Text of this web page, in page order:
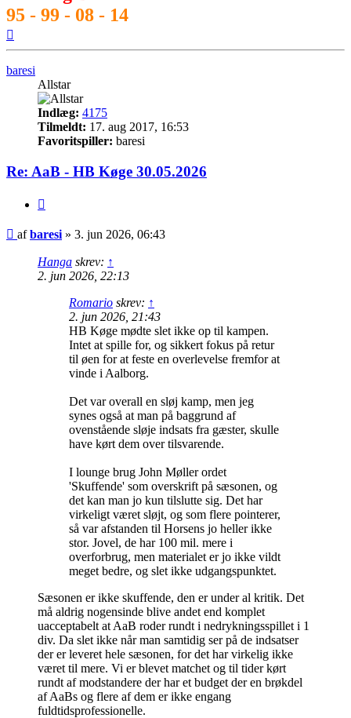
95 - 99 - 08 - 14
baresi
Allstar
Indlæg: 4175
Tilmeldt: 17. aug 2017, 16:53
Favoritspiller: baresi
Re: AaB - HB Køge 30.05.2026
Indlæg
afbaresi » 3. jun 2026, 06:43
Hanga skrev: ↑
2. jun 2026, 22:13
Romario skrev: ↑
2. jun 2026, 21:43
HB Køge mødte slet ikke op til kampen.
Intet at spille for, og sikkert fokus på retur
til øen for at feste en overlevelse fremfor at
vinde i Aalborg.
Det var overall en sløj kamp, men jeg
synes også at man på baggrund af
ovenstående sløje indsats fra gæster, skulle
have kørt dem over tilsvarende.
I lounge brug John Møller ordet
'Skuffende' som overskrift på sæsonen, og
det kan man jo kun tilslutte sig. Det har
virkeligt været sløjt, og som flere pointerer,
så var afstanden til Horsens jo heller ikke
stor. Jovel, de har 100 mil. mere i
overforbrug, men materialet er jo ikke vildt
meget bedre, og slet ikke udgangspunktet.
Sæsonen er ikke skuffende, den er under al kritik. Det
må aldrig nogensinde blive andet end komplet
uacceptabelt at AaB roder rundt i nedrykningsspillet i 1
div. Da slet ikke når man samtidig ser på de indsatser
der er leveret hele sæsonen, for det har virkelig ikke
været til mere. Vi er blevet matchet og til tider kørt
rundt af modstandere der har et budget der en brøkdel
af AaBs og flere af dem er ikke engang
fuldtidsprofessionelle.